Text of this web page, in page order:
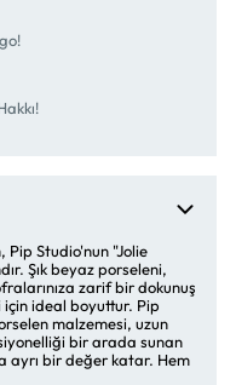
Pip Studio'nun "Jolie
Şık beyaz porseleni,
zarif bir dokunuş
ideal boyuttur. Pip
malzemesi, uzun
bir arada sunan
ayrı bir değer katar. Hem